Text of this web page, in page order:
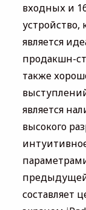
входных и
устройство,
является
продакшн-
также
является
высокого
предыдущей
составляет